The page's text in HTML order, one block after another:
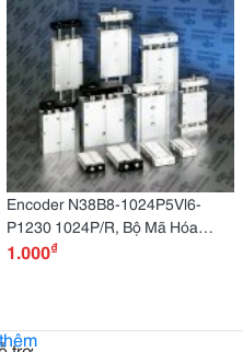
Encoder N38B8-1024P5Vl6-
P1230 1024P/R, Bộ Mã Hóa
Baumer Bmsh
1.000₫